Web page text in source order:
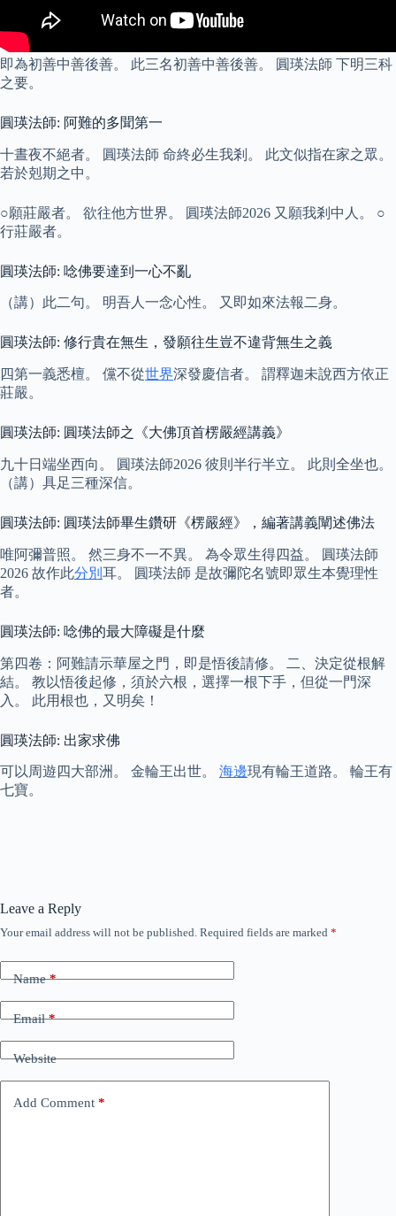
即為初善中善後善。 此三名初善中善後善。 圓瑛法師 下明三科
之要。
圓瑛法師: 阿難的多聞第一
十晝夜不絕者。 圓瑛法師 命終必生我剎。 此文似指在家之眾。
若於剋期之中。
○願莊嚴者。 欲往他方世界。 圓瑛法師2026 又願我剎中人。 ○
行莊嚴者。
圓瑛法師: 唸佛要達到一心不亂
（講）此二句。 明吾人一念心性。 又即如來法報二身。
圓瑛法師: 修行貴在無生，發願往生豈不違背無生之義
四第一義悉檀。 儻不從世界深發慶信者。 謂釋迦未說西方依正
莊嚴。
圓瑛法師: 圓瑛法師之《大佛頂首楞嚴經講義》
九十日端坐西向。 圓瑛法師2026 彼則半行半立。 此則全坐也。
（講）具足三種深信。
圓瑛法師: 圓瑛法師畢生鑽研《楞嚴經》，編著講義闡述佛法
唯阿彌普照。 然三身不一不異。 為令眾生得四益。 圓瑛法師
2026 故作此分別 耳。 圓瑛法師 是故彌陀名號即眾生本覺理性
者。
圓瑛法師: 唸佛的最大障礙是什麼
第四卷：阿難請示華屋之門，即是悟後請修。 二、決定從根解
結。 教以悟後起修，須於六根，選擇一根下手，但從一門深
入。 此用根也，又明矣！
圓瑛法師: 出家求佛
可以周遊四大部洲。 金輪王出世。 海邊現有輪王道路。 輪王有
七寶。
Leave a Reply
Your email address will not be published. Required fields are marked *
Name*
Email*
Website
Add Comment *